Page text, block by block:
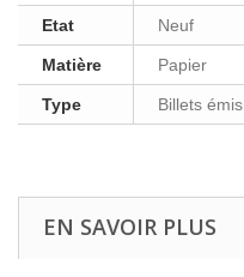
Etat Neuf
Matière Papier
Type Billets émis
EN SAVOIR PLUS